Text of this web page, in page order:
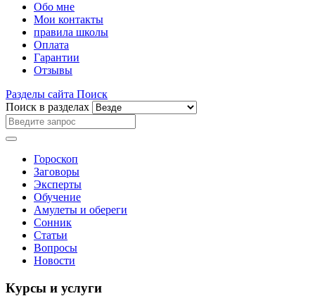
Обо мне
Мои контакты
правила школы
Оплата
Гарантии
Отзывы
Разделы сайта Поиск
Поиск в разделах
Гороскоп
Заговоры
Эксперты
Обучение
Амулеты и обереги
Сонник
Статьи
Вопросы
Новости
Курсы и услуги